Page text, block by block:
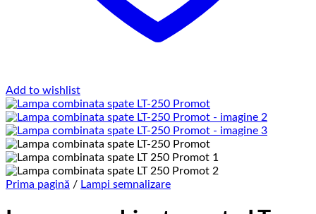
Add to wishlist
Prima pagină / Lampi semnalizare